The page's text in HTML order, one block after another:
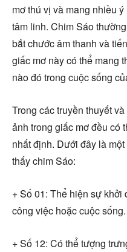
mơ thú vị và mang nhiều
tâm linh. Chim Sáo
bắt chước âm thanh và
giấc mơ này có thể mang
nào đó trong cuộc sống
Trong các truyền thuyết
ảnh trong giấc mơ đều có
nhất định. Dưới đây là
thấy chim Sáo:
+ Số 01: Thể hiện sự khởi
công việc hoặc cuộc sống.
+ Số 12: Có thể tượng